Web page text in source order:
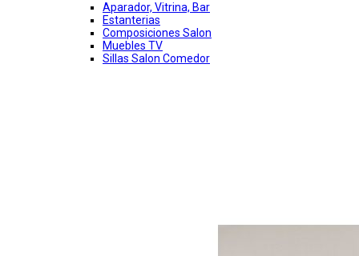
Aparador, Vitrina, Bar
Estanterias
Composiciones Salon
Muebles TV
Sillas Salon Comedor